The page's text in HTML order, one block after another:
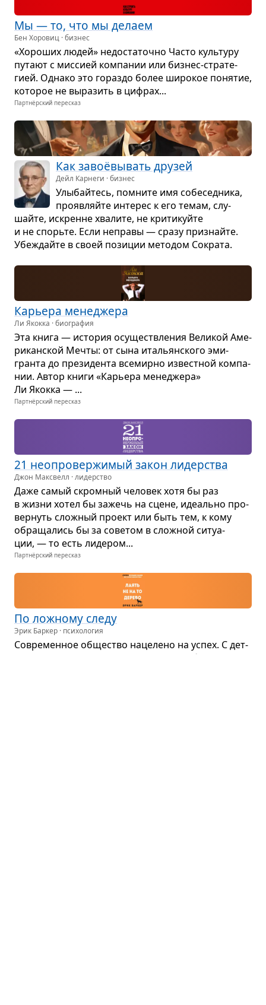
Мы — то, что мы делаем
Бен Хоровиц · бизнес
«Хоро­ших людей» недо­ста­точно Часто куль­туру
путают с мис­сией ком­па­нии или биз­нес-стра­те­
гией. Однако это гораздо более широ­кое поня­тие,
кото­рое не выра­зить в циф­рах...
Партнёрский пересказ
Как завоё­вы­вать дру­зей
Дейл Карнеги · бизнес
Улы­байтесь, помните имя собе­сед­ника,
про­яв­ляйте инте­рес к его темам, слу­
шайте, искренне хва­лите, не кри­ти­куйте
и не спорьте. Если неправы — сразу при­знайте.
Убе­ждайте в своей пози­ции мето­дом Сократа.
Карьера мене­джера
Ли Якокка · биография
Эта книга — исто­рия осу­ще­ствле­ния Вели­кой Аме­
ри­кан­ской Мечты: от сына ита­льян­ского эми­
гранта до пре­зи­дента все­мирно извест­ной ком­па­
нии. Автор книги «Карьера мене­джера»
Ли Якокка — ...
Партнёрский пересказ
21 неопро­вер­жи­мый закон лидер­ства
Джон Максвелл · лидерство
Даже самый скром­ный чело­век хотя бы раз
в жизни хотел бы зажечь на сцене, иде­ально про­
вер­нуть слож­ный про­ект или быть тем, к кому
обра­ща­лись бы за сове­том в слож­ной ситу­а­
ции, — то есть лиде­ром...
Партнёрский пересказ
По лож­ному следу
Эрик Баркер · психология
Совре­мен­ное обще­ство наце­лено на успех. С дет­
ства нам вну­шают, что цель жизни — быть успеш­